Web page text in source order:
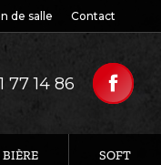
de salle Contact
77 14 86
BIÈRE SOFT